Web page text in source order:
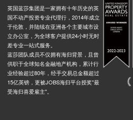
英国蓝莎集团是一家拥有十年历史的英
国不动产投资专业代理行，2014年成立
于伦敦，并陆续在亚洲各个主要城市设
立办公室，为全球客户提供24小时无时
差专业一站式服务。
蓝莎团队成员不仅拥有海归背景，且曾
供职于全球知名金融地产机构，累计行
业经验超过80年，经手交易总金额超过
15亿英镑，更被JOBS海归平台授奖"最
受海归喜爱雇主"。